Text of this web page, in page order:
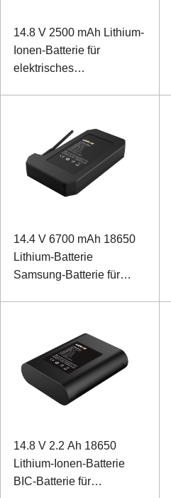
14.8 V 2500 mAh Lithium-
Ionen-Batterie für
elektrisches
14.4 V 6700 mAh 18650
Lithium-Batterie
Samsung-Batterie für
14.8 V 2.2 Ah 18650
Lithium-Ionen-Batterie
BIC-Batterie für